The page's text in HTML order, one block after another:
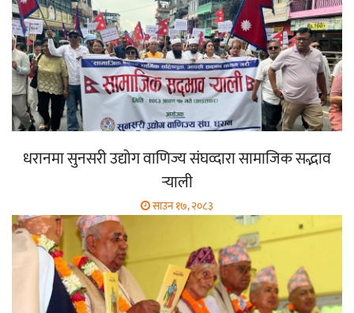
धरानमा सुनसरी उद्योग वाणिज्य संघव्दारा सामाजिक सद्भाव
र्‍याली
साउन १७, २०८३